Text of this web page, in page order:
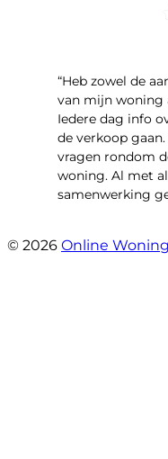
“Heb zowel de
van mijn woning
Iedere dag info
de verkoop
vragen rondom
woning. Al met
samenwerking
© 2026 Online